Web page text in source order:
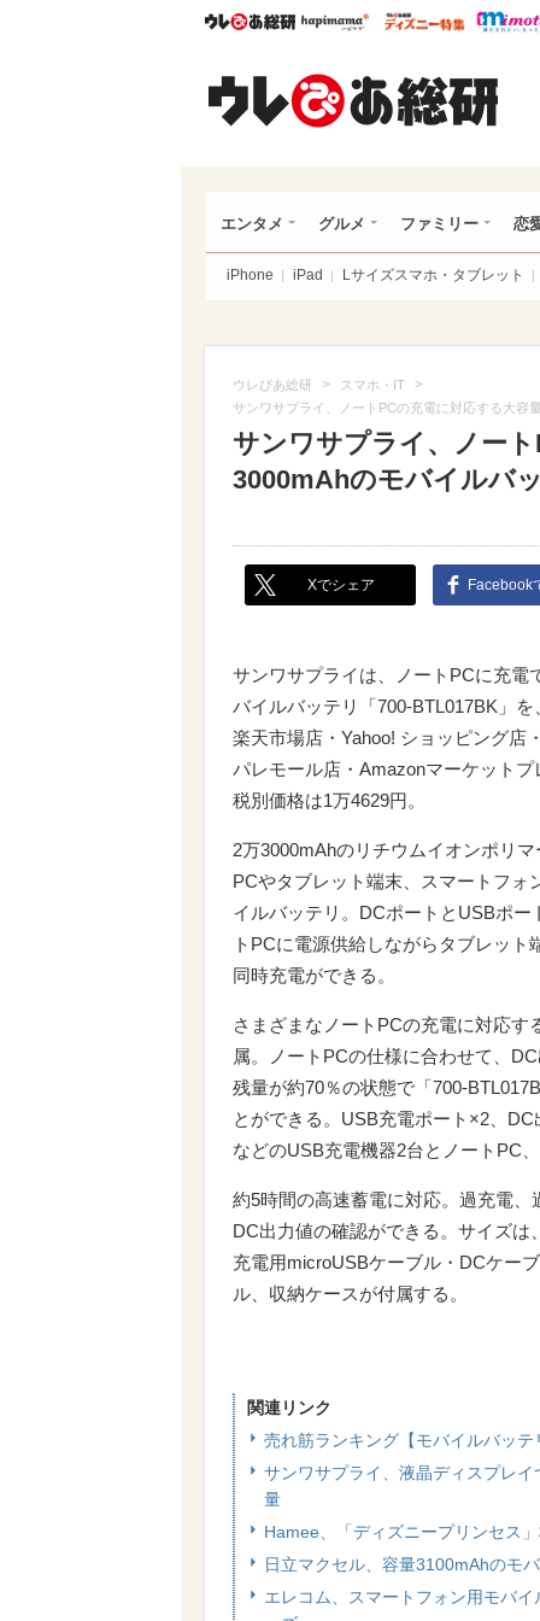
ウレぴあ総研ハピママ*
ウレぴ
エンタメ グルメ ファミリー 恋
iPhone iPad Lサイズスマホ・タブレット
ウレぴあ総研 > スマホ・IT >
サンワサプライ、ノートPCの充電に対応する大容
サンワサプライ、ノー
3000mAhのモバイルバ
Xでシェア Facebook
サンワサプライは、ノートPCに充電
バイルバッテリ「700-BTL017BK」
楽天市場店・Yahoo! ショッピング店
パレモール店・Amazonマーケット
税別価格は1万4629円。
2万3000mAhのリチウムイオンポリ
PCやタブレット端末、スマートフォ
イルバッテリ。DCポートとUSBポ
トPCに電源供給しながらタブレッ
同時充電ができる。
さまざまなノートPCの充電に対応す
属。ノートPCの仕様に合わせて、
残量が約70％の状態で「700-
とができる。USB充電ポート×2、
などのUSB充電機器2台とノートPC
約5時間の高速蓄電に対応。過充電
DC出力値の確認ができる。サイズは
充電用microUSBケーブル・DCケー
ル、収納ケースが付属する。
関連リンク
売れ筋ランキング【モバイルバッテ
サンワサプライ、液晶ディスプレ
量
Hamee、「ディズニープリンセス
日立マクセル、容量3100mAhのモ
エレコム、スマートフォン用モバ